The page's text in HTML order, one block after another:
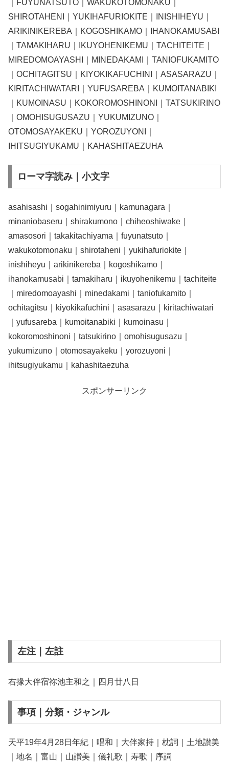
｜FUYUNATSUTO｜WAKUKOTOMONAKU｜
SHIROTAHENI｜YUKIHAFURIOKITE｜INISHIHEYU｜
ARIKINIKEREBA｜KOGOSHIKAMO｜IHANOKAMUSABI
｜TAMAKIHARU｜IKUYOHENIKEMU｜TACHITEITE｜
MIREDOMOAYASHI｜MINEDAKAMI｜TANIOFUKAMITO
｜OCHITAGITSU｜KIYOKIKAFUCHINI｜ASASARAZU｜
KIRITACHIWATARI｜YUFUSAREBA｜KUMOITANABIKI
｜KUMOINASU｜KOKOROMOSHINONI｜TATSUKIRINO
｜OMOHISUGUSAZU｜YUKUMIZUNO｜
OTOMOSAYAKEKU｜YOROZUYONI｜
IHITSUGIYUKAMU｜KAHASHITAEZUHA
ローマ字読み｜小文字
asahisashi｜sogahinimiyuru｜kamunagara｜
minaniobaseru｜shirakumono｜chiheoshiwake｜
amasosori｜takakitachiyama｜fuyunatsuto｜
wakukotomonaku｜shirotaheni｜yukihafuriokite｜
inishiheyu｜arikinikereba｜kogoshikamo｜
ihanokamusabi｜tamakiharu｜ikuyohenikemu｜tachiteite
｜miredomoayashi｜minedakami｜taniofukamito｜
ochitagitsu｜kiyokikafuchini｜asasarazu｜kiritachiwatari
｜yufusareba｜kumoitanabiki｜kumoinasu｜
kokoromoshinoni｜tatsukirino｜omohisugusazu｜
yukumizuno｜otomosayakeku｜yorozuyoni｜
ihitsugiyukamu｜kahashitaezuha
スポンサーリンク
左注｜左註
右掾大伴宿祢池主和之｜四月廿八日
事項｜分類・ジャンル
天平19年4月28日年紀｜唱和｜大伴家持｜枕詞｜土地讃美
｜地名｜富山｜山讃美｜儀礼歌｜寿歌｜序詞